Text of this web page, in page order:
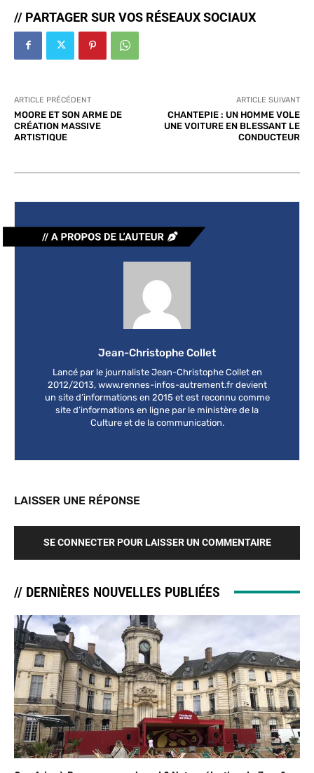
// PARTAGER SUR VOS RÉSEAUX SOCIAUX
ARTICLE PRÉCÉDENT
MOORE ET SON ARME DE
CRÉATION MASSIVE
ARTISTIQUE
ARTICLE SUIVANT
CHANTEPIE : UN HOMME VOLE
UNE VOITURE EN BLESSANT LE
CONDUCTEUR
Jean-Christophe Collet
Lancé par le journaliste Jean-Christophe Collet en
2012/2013, www.rennes-infos-autrement.fr devient
un site d’informations en 2015 et est reconnu comme
site d’informations en ligne par le ministère de la
Culture et de la communication.
LAISSER UNE RÉPONSE
SE CONNECTER POUR LAISSER UN COMMENTAIRE
// DERNIÈRES NOUVELLES PUBLIÉES